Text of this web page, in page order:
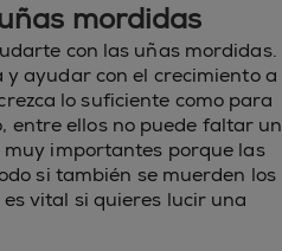
mordidas
con las uñas mordidas.
ayudar con el crecimiento a
lo suficiente como para
entre ellos no puede faltar un
importantes porque las
si también se muerden los
vital si quieres lucir una